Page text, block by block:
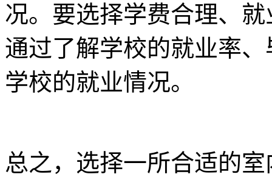
况。要选择学费合理、
通过了解学校的就业率
学校的就业情况。
总之，选择一所合适的